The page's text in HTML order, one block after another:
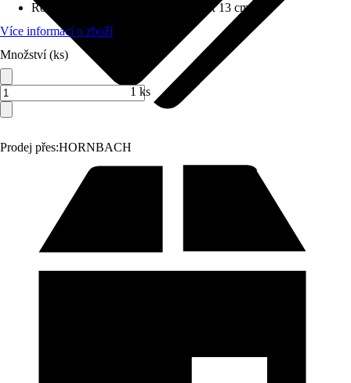
Prodej přes:HORNBACH
Rozměry (ŠxVxH)
18 cm x 32 cm x 13 cm
Více informací o zboží
Množství (ks)
1 ks